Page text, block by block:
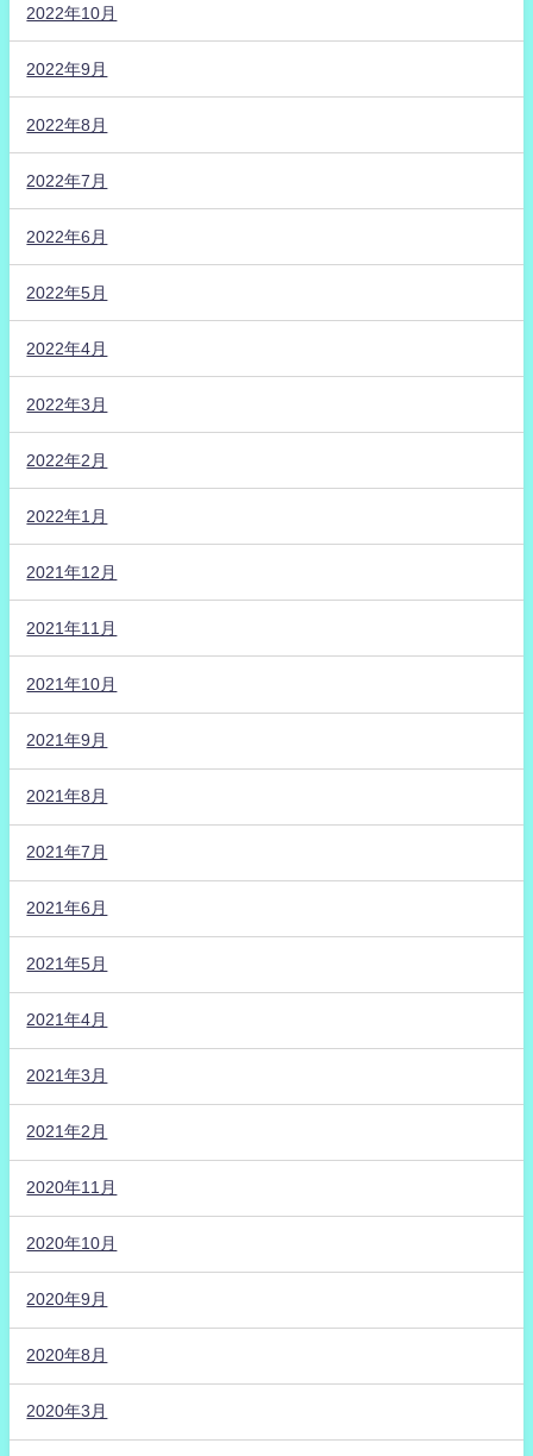
2022年10月
2022年9月
2022年8月
2022年7月
2022年6月
2022年5月
2022年4月
2022年3月
2022年2月
2022年1月
2021年12月
2021年11月
2021年10月
2021年9月
2021年8月
2021年7月
2021年6月
2021年5月
2021年4月
2021年3月
2021年2月
2020年11月
2020年10月
2020年9月
2020年8月
2020年3月